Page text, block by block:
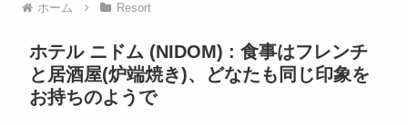
ホーム Resort
ホテル ニドム (NIDOM) : 食事はフレンチ
と居酒屋(炉端焼き)、どなたも同じ印象を
お持ちのようで